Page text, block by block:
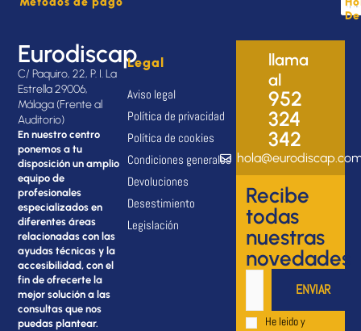
Eurodiscap
C/ Paquiro, 22, P. I. La
Estrella 29006,
Málaga (Frente al
Auditorio)
En nuestro centro
ponemos a tu
disposición un amplio
equipo de
profesionales
especializados en
diferentes áreas
relacionadas con las
ayudas técnicas y la
accesibilidad, con el
fin de ofrecerte la
mejor solución a las
consultas que nos
puedas plantear.
Legal
Aviso legal
Política de privacidad
Política de cookies
Condiciones generales
Devoluciones
Desestimiento
Legislación
llama
al
952
324
342
Recibe
todas
nuestras
novedades
He leido y